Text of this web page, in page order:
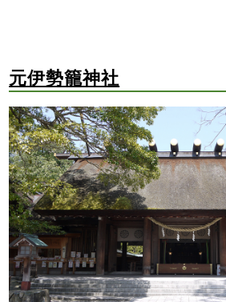
元伊勢籠神社